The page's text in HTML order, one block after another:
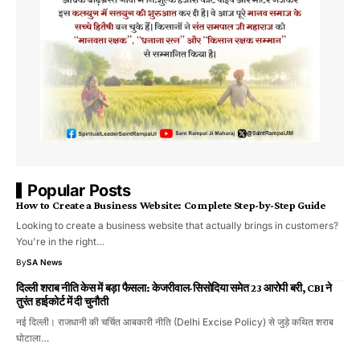
Popular Posts
How to Create a Business Website: Complete Step-by-Step Guide
Looking to create a business website that actually brings in customers?
You're in the right…
BySA News
दिल्ली शराब नीति केस में बड़ा फैसला: केजरीवाल-सिसोदिया समेत 23 आरोपी बरी, CBI ने
तुरंत हाईकोर्ट में दी चुनौती
नई दिल्ली। राजधानी की चर्चित आबकारी नीति (Delhi Excise Policy) से जुड़े कथित शराब
घोटाला…